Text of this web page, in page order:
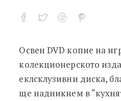
Какво ще има в
Освен DVD копие на
колекционерското
еклсклузивни диска,
ще надникнем в